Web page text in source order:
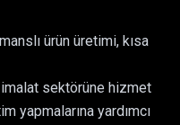
ürün üretimi, kısa
sektörüne hizmet
yapmalarına yardımcı